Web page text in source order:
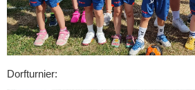
Dorfturnier: